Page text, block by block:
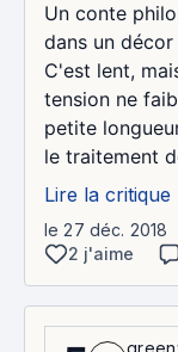
Un conte
dans un
C'est lent,
tension ne
petite
le traitement
Lire la critique
le 27 déc. 2018
2 j'aime